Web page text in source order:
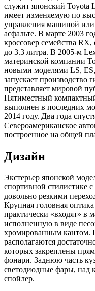
служит японский Toyota
имеет изменяемую по
управления машиной или
асфальте. В марте 2003
кроссовер семейства
до 3.3 литра. В 2005-м
материнской компании
новыми моделями LS,
запускает производство
представляет мировой
Пятиместный
выполнен в последних
2014 году. Два года
Североамериканское
построенное на общей
Дизайн
Экстерьер японской
спортивной стилистике
довольно резкими
Крупная головная
практически «входят» в
исполненную в виде
хромированным кантом.
располагаются
которых закреплены
фонари. Заднюю часть
светодиодные фары, над
спойлер.